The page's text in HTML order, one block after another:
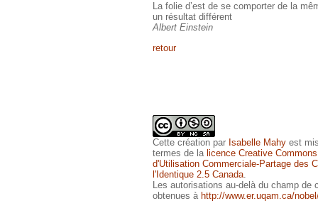
La folie d’est de se comporter de la
un résultat différent
Albert Einstein
retour
Cette création par Isabelle Mahy est
termes de la licence Creative
d'Utilisation Commerciale-Partage des
l'Identique 2.5 Canada.
Les autorisations au-delà du champ de
obtenues à http://www.er.uqam.ca/